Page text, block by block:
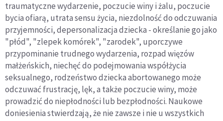
traumatyczne wydarzenie, poczucie winy i żalu, poczucie
bycia ofiarą, utrata sensu życia, niezdolność do odczuwania
przyjemności, depersonalizacja dziecka - określanie go jako
"płód", "zlepek komórek", "zarodek", uporczywe
przypominanie trudnego wydarzenia, rozpad więzów
małżeńskich, niechęć do podejmowania współżycia
seksualnego, rodzeństwo dziecka abortowanego może
odczuwać frustrację, lęk, a także poczucie winy, może
prowadzić do niepłodności lub bezpłodności. Naukowe
doniesienia stwierdzają, że nie zawsze i nie u wszystkich